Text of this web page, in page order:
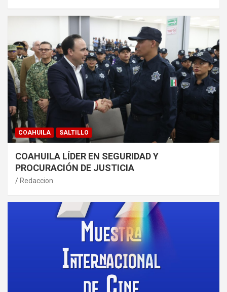
COAHUILA SALTILLO
COAHUILA LÍDER EN SEGURIDAD Y
PROCURACIÓN DE JUSTICIA
Redaccion